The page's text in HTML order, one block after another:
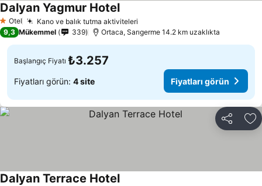
1 Yıldız
Otel Kano ve balık tutma aktiviteleri
Dalyan Yagmur Hotel
9,3 Mükemmel 339 Ortaca, Sarıgerme 14.2 km uzaklıkta
Başlangıç Fiyatı ₺3.257
Fiyatları görün: 4 site Fiyatları görün
Paylaş
Dalyan Terrace Hotel